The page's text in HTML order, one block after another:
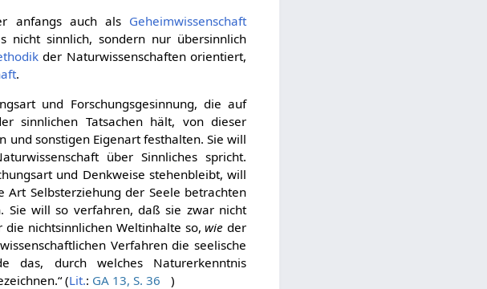
anfangs auch als Geheimwissenschaft
nicht sinnlich, sondern nur übersinnlich
der Naturwissenschaften orientiert,
.
und Forschungsgesinnung, die auf
sinnlichen Tatsachen hält, von dieser
und sonstigen Eigenart festhalten. Sie will
über Sinnliches spricht.
und Denkweise stehenbleibt, will
Selbsterziehung der Seele betrachten
Sie will so verfahren, daß sie zwar nicht
die nichtsinnlichen Weltinhalte so,wie der
Verfahren die seelische
das, durch welches Naturerkenntnis
(Lit.: GA 13, S. 36
)